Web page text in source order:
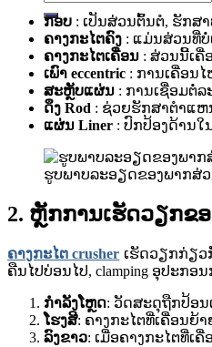
ກອບ : ເປັນສ່ວນຕົ້ນຕໍ, ຮັກສ
ຄາງກະໄຕຄົງ : ແມ່ນສ່ວນທີ່
ຄາງກະໄຕເຄື່ອນ : ສ່ວນນີ້ເຄື່
ເພົາ eccentric : ການເຄື່ອນໄ
ສະຫຼັບແຜ່ນ : ການເຊື່ອມຕໍ່ລ
ດຶງ Rod : ຊ່ວຍຮັກສາຕໍາແຫ
ແຜ່ນ Liner : ປົກປ້ອງດ້ານ
ຮູບ​ພາບ​ລະ​ອຽດ​ຂອງ​ພາກ​ສ່ວ
2. ຫຼັກການເຮັດວຽກຂອ
ຄາງກະໄຕ crusher ເຮັດວຽກກ່ຽວ
ຄືນໄປບ່ອນໄປ, clamping ອຸປະກ
ກຳລັງໂຫຼດ: ວັດສະດຸຖືກປ້ອນ
ໂຮງສີ: ຄາງກະໄຕທີ່ເຄື່ອນຍ້
ລົງຂາວ: ເມື່ອຄາງກະໄຕທີ່ເ